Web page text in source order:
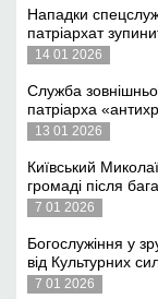
Нападки
патріархат
14 01 2026
Служба
патріарха
13 01 2026
Київський
громаді після
7 01 2026
Богослужіння у
від Культурних
7 01 2026